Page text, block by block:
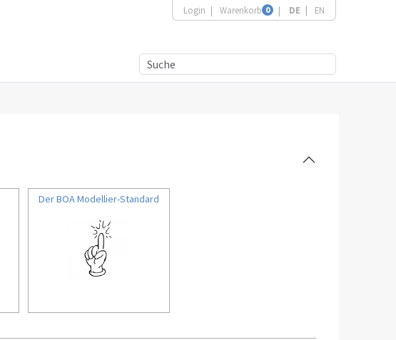
Login Warenkorb 0 DE EN
Der BOA Modellier-Standard